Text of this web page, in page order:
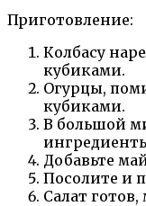
Приготовление:
Колбасу
кубиками.
Огурцы,
кубиками.
В большой
Добавьте
Посолите и
Салат